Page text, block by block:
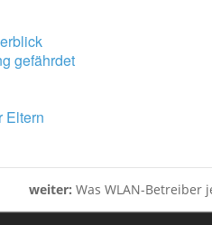
gefährdet
Eltern
weiter: Was WLAN-Betreiber